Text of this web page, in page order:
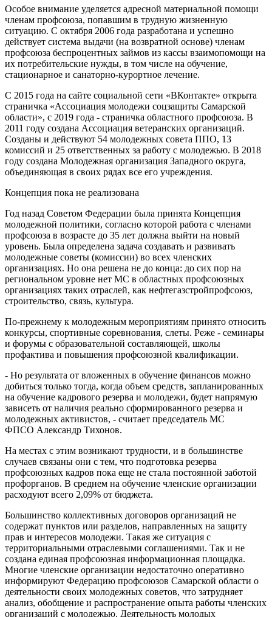
Особое внимание уделяется адресной материальной помощи
членам профсоюза, попавшим в трудную жизненную
ситуацию. С октября 2006 года разработана и успешно
действует система выдачи (на возвратной основе) членам
профсоюза беспроцентных займов из кассы взаимопомощи на
их потребительские нужды, в том числе на обучение,
стационарное и санаторно-курортное лечение.
С 2015 года на сайте социальной сети «ВКонтакте» открыта
страничка «Ассоциация молодежи соцзащиты Самарской
области», с 2019 года - страничка областного профсоюза. В
2011 году создана Ассоциация ветеранских организаций.
Созданы и действуют 54 молодежных совета ППО, 13
комиссий и 25 ответственных за работу с молодежью. В 2018
году создана Молодежная организация Западного округа,
объединяющая в своих рядах все его учреждения.
Концепция пока не реализована
Год назад Советом Федерации была принята Концепция
молодежной политики, согласно которой работа с членами
профсоюза в возрасте до 35 лет должна выйти на новый
уровень. Была определена задача создавать и развивать
молодежные советы (комиссии) во всех членских
организациях. Но она решена не до конца: до сих пор на
региональном уровне нет МС в областных профсоюзных
организациях таких отраслей, как нефтегазстройпрофсоюз,
строительство, связь, культура.
По-прежнему к молодежным мероприятиям принято относить
конкурсы, спортивные соревнования, слеты. Реже - семинары
и форумы с образовательной составляющей, школы
профактива и повышения профсоюзной квалификации.
- Но результата от вложенных в обучение финансов можно
добиться только тогда, когда объем средств, запланированных
на обучение кадрового резерва и молодежи, будет напрямую
зависеть от наличия реально сформированного резерва и
молодежных активистов, - считает председатель МС
ФПСО Александр Тихонов.
На местах с этим возникают трудности, и в большинстве
случаев связаны они с тем, что подготовка резерва
профсоюзных кадров пока еще не стала постоянной заботой
профорганов. В среднем на обучение членские организации
расходуют всего 2,09% от бюджета.
Большинство коллективных договоров организаций не
содержат пунктов или разделов, направленных на защиту
прав и интересов молодежи. Такая же ситуация с
территориальными отраслевыми соглашениями. Так и не
создана единая профсоюзная информационная площадка.
Многие членские организации недостаточно оперативно
информируют Федерацию профсоюзов Самарской области о
деятельности своих молодежных советов, что затрудняет
анализ, обобщение и распространение опыта работы членских
организаций с молодежью. Деятельность молодых